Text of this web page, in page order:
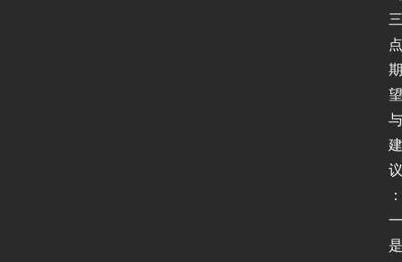
三
点
期
望
与
建
议
：
一
是